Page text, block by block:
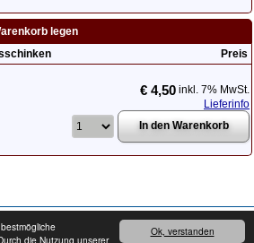
Ok, verstanden
die Nutzung unserer
legen
Preis
€ 4,50 inkl. 7% MwSt.
Lieferinfo
- Alle Rechte vorbehalten.Impressum